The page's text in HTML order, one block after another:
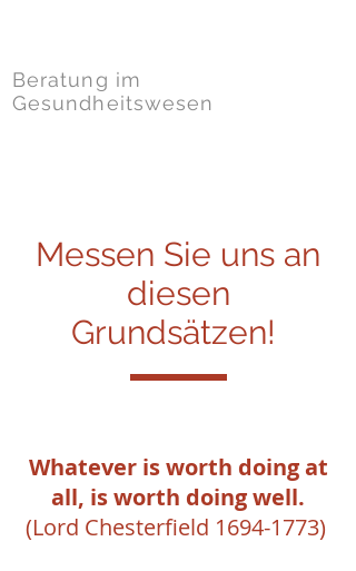
Beratung im
Gesundheitswesen
Messen Sie uns an
diesen
Grundsätzen!
Whatever is worth doing at
all, is worth doing well.
(Lord Chesterfield 1694-1773)